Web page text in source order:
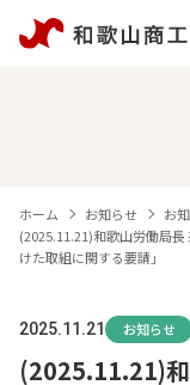
ホーム お知らせ
お
(2025.11.21)和歌山労働局
けた取組に関する要請」
2025.11.21 お知らせ
(2025.11.21)
ホーム
経営サポート
観光・物産